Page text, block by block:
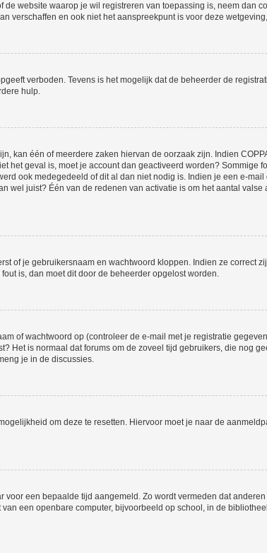
website waarop je wil registreren van toepassing is, neem dan
verschaffen en ook niet het aanspreekpunt is voor deze
verboden. Tevens is het mogelijk dat de beheerder de
hulp.
kan één of meerdere zaken hiervan de oorzaak zijn. Indien
het geval is, moet je account dan geactiveerd worden? Sommige
ook medegedeeld of dit al dan niet nodig is. Indien je een e-
wel juist? Één van de redenen van activatie is om het aantal
of je gebruikersnaam en wachtwoord kloppen. Indien ze correct
is, dan moet dit door de beheerder opgelost worden.
of wachtwoord op (controleer de e-mail met je registratie
Het is normaal dat forums om de zoveel tijd gebruikers, die nog
je in de discussies.
om deze te resetten. Hiervoor moet je naar de
voor een bepaalde tijd aangemeld. Zo wordt vermeden dat
een openbare computer, bijvoorbeeld op school, in de